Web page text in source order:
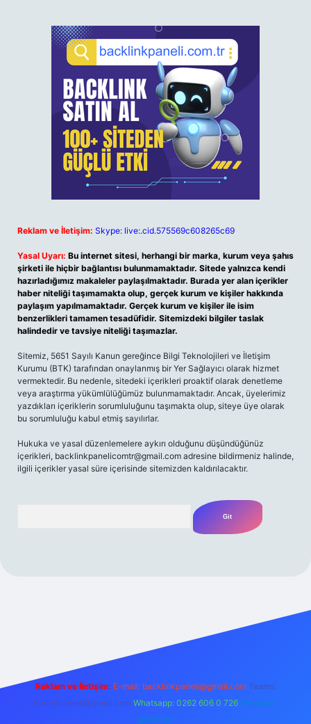
Reklam ve İletişim: Skype: live:.cid.575569c608265c69
Yasal Uyarı: Bu internet sitesi, herhangi bir marka, kurum veya şahıs
şirketi ile hiçbir bağlantısı bulunmamaktadır. Sitede yalnızca kendi
hazırladığımız makaleler paylaşılmaktadır. Burada yer alan içerikler
haber niteliği taşımamakta olup, gerçek kurum ve kişiler hakkında
paylaşım yapılmamaktadır. Gerçek kurum ve kişiler ile isim
benzerlikleri tamamen tesadüfidir. Sitemizdeki bilgiler taslak
halindedir ve tavsiye niteliği taşımazlar.
Sitemiz, 5651 Sayılı Kanun gereğince Bilgi Teknolojileri ve İletişim
Kurumu (BTK) tarafından onaylanmış bir Yer Sağlayıcı olarak hizmet
vermektedir. Bu nedenle, sitedeki içerikleri proaktif olarak denetleme
veya araştırma yükümlülüğümüz bulunmamaktadır. Ancak, üyelerimiz
yazdıkları içeriklerin sorumluluğunu taşımakta olup, siteye üye olarak
bu sorumluluğu kabul etmiş sayılırlar.
Hukuka ve yasal düzenlemelere aykırı olduğunu düşündüğünüz
içerikleri, backlinkpanelicomtr@gmail.com adresine bildirmeniz halinde,
ilgili içerikler yasal süre içerisinde sitemizden kaldırılacaktır.
Reklam ve İletişim: E-mail: backlinkpaneli@gmail.com Teams:
forumhizmeti@gmail.com Whatsapp: 0262 606 0 726 Telegram:
@karabul